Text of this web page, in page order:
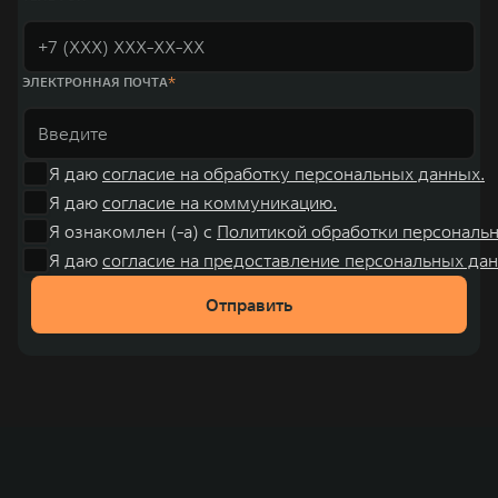
ЭЛЕКТРОННАЯ ПОЧТА
Я даю согласие на обработку персональных данных.
Я даю согласие на коммуникацию.
Я ознакомлен (-а) с Политикой обработки
Я даю согласие на предоставление персональных
Отправить